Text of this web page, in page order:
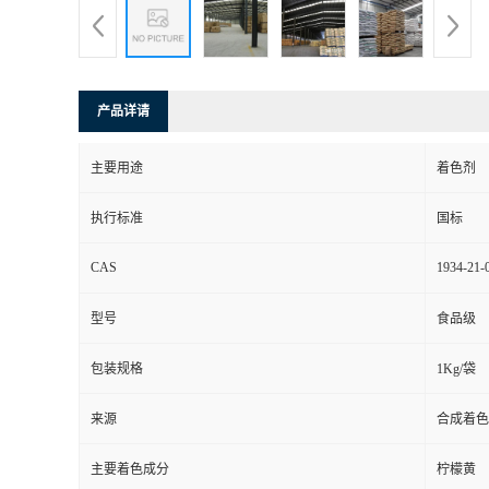
产品详请
主要用途 着色剂
执行标准 国标
CAS 1934-21-
型号 食品级
包装规格 1Kg/袋
来源 合成着
主要着色成分 柠檬黄